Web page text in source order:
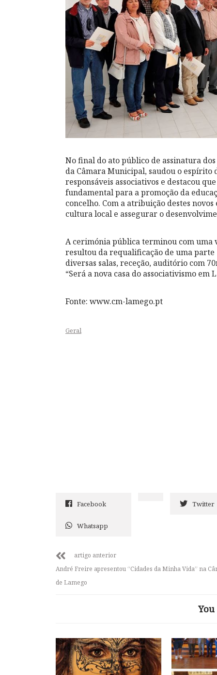
No final do ato público de assinatura
da Câmara Municipal, saudou o espírito
responsáveis associativos e destacou
fundamental para a promoção da
concelho. Com a atribuição destes
cultura local e assegurar o
A cerimónia pública terminou com uma
resultou da requalificação de uma parte
diversas salas, receção, auditório com
“Será a nova casa do associativismo em
Fonte: www.cm-lamego.pt
Geral
Facebook Twitter
Whatsapp
artigo anterior
André Freire apresentou “Cidades da Minha Vida” na
de Lamego